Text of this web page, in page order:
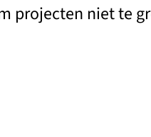
projecten niet te